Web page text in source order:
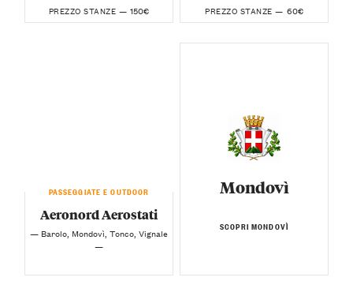
PREZZO STANZE — 150€ PREZZO STANZE — 60€
PASSEGGIATE E OUTDOOR
Aeronord Aerostati
— Barolo, Mondovì, Tonco, Vignale
—
Mondovì
SCOPRI MONDOVÌ